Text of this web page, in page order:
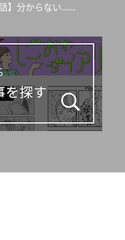
話】分からない……